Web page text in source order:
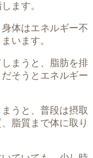
ます。
体はエネルギー不
います。
まうと、脂肪を排
そうとエネルギー
うと、普段は摂取
脂質まで体に取り